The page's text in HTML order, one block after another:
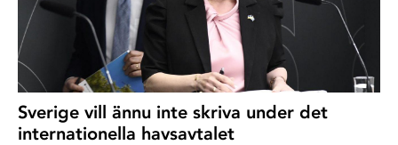
Sverige vill ännu inte skriva under det
internationella havsavtalet